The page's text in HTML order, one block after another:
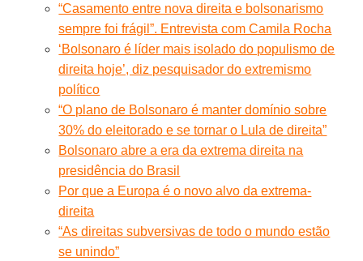
“Casamento entre nova direita e bolsonarismo
sempre foi frágil”. Entrevista com Camila Rocha
‘Bolsonaro é líder mais isolado do populismo de
direita hoje’, diz pesquisador do extremismo
político
“O plano de Bolsonaro é manter domínio sobre
30% do eleitorado e se tornar o Lula de direita”
Bolsonaro abre a era da extrema direita na
presidência do Brasil
Por que a Europa é o novo alvo da extrema-
direita
“As direitas subversivas de todo o mundo estão
se unindo”